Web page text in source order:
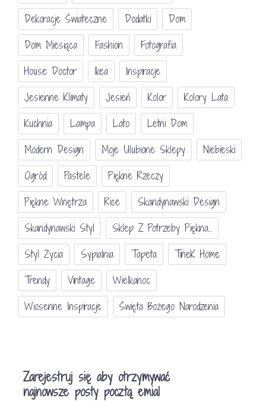
Dekoracje Świateczne
Dodatki
Dom
Dom Miesiąca
Fashion
Fotografia
House Doctor
Ikea
Inspiracje
Jesienne Klimaty
Jesień Kolor
Kolory Lata
Kuchnia
Lampa Lato
Letni Dom
Modern Design
Moje Ulubione Sklepy
Niebieski
Ogród
Pastele
Piękne Rzeczy
Piękne Wnętrza
Rice
Skandynawski Design
Skandynawski Styl
Sklep Z Potrzeby Piękna...
Styl Życia
Sypialnia Tapeta
TineK Home
Trendy
Vintage
Wielkanoc
Wiosenne Inspiracje
Święta Bożego Narodzenia
Zarejestruj się aby otrzymywać
najnowsze posty pocztą emial